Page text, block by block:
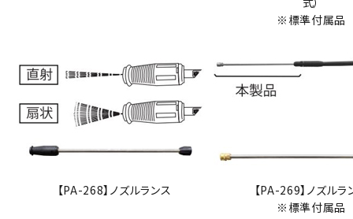
※標準付属品
【PA-268】ノズルランス
【PA-269】ノズルラ
※標準付属品